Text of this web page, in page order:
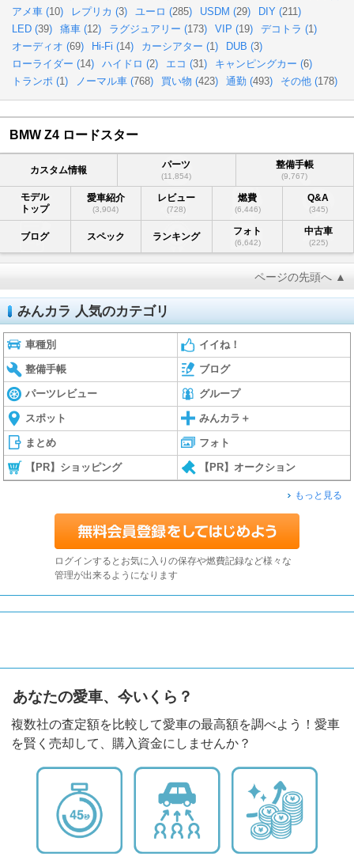
アメ車 (10) レプリカ (3) ユーロ (285) USDM (29) DIY (211)
LED (39) 痛車 (12) ラグジュアリー (173) VIP (19) デコトラ (1)
オーディオ (69) Hi-Fi (14) カーシアター (1) DUB (3)
ローライダー (14) ハイドロ (2) エコ (31) キャンピングカー (6)
トランポ (1) ノーマル車 (768) 買い物 (423) 通勤 (493) その他 (178)
BMW Z4 ロードスター
カスタム情報 パーツ
(11,854)
整備手帳
(9,767)
モデル
トップ
愛車紹介
(3,904)
レビュー
(728)
燃費
(6,446)
Q&A
(345)
ブログ スペック ランキング フォト
(6,642)
中古車
(225)
ページの先頭へ ▲
みんカラ 人気のカテゴリ
車種別 イイね！
整備手帳 ブログ
パーツレビュー グループ
スポット みんカラ＋
まとめ フォト
【PR】ショッピング 【PR】オークション
もっと見る
ログインするとお気に入りの保存や燃費記録など様々な
管理が出来るようになります
あなたの愛車、今いくら？
複数社の査定額を比較して愛車の最高額を調べよう！愛車
を賢く売却して、購入資金にしませんか？